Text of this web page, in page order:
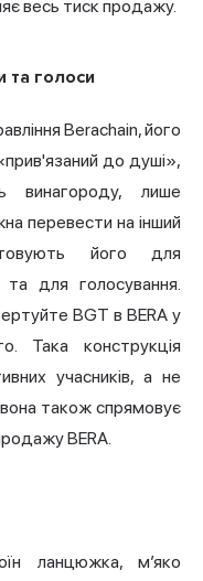
весь тиск продажу.
та голоси
Berachain, його
до душі»,
винагороду, лише
перевести на інший
його для
та для голосування.
BGT в BERA у
Така конструкція
учасників, а не
також спрямовує
BERA.
ланцюжка, м’яко